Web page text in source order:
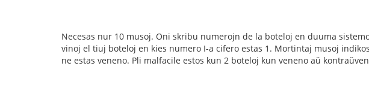
Necesas nur 10 musoj. Oni skribu numerojn de la boteloj en duuma
vinoj el tiuj boteloj en kies numero I-a cifero estas 1. Mortintaj musoj
ne estas veneno. Pli malfacile estos kun 2 boteloj kun veneno aŭ